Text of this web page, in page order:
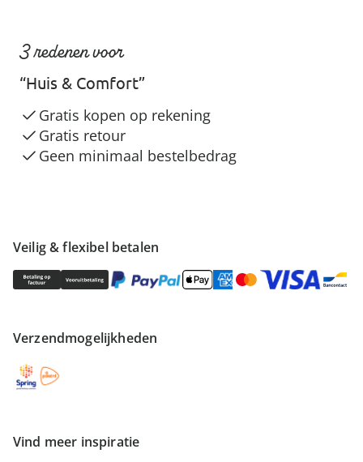
Veilig & flexibel betalen
Verzendmogelijkheden
Vind meer inspiratie
3 redenen voor
“Huis & Comfort”
Gratis kopen op rekening
Gratis retour
Geen minimaal bestelbedrag